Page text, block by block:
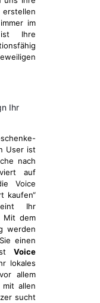
im
ist Ihre
Ihr
User ist
nach
auf
Voice
kaufen“
Ihr
Mit dem
werden
einen
Voice
lokales
allem
allen
sucht